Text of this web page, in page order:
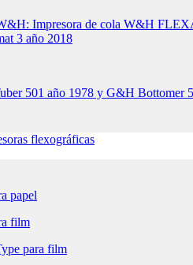
W&H: Impresora de cola W&H
3 año 2018
501 año 1978 y G&H Bottomer
flexográficas
papel
film
para film